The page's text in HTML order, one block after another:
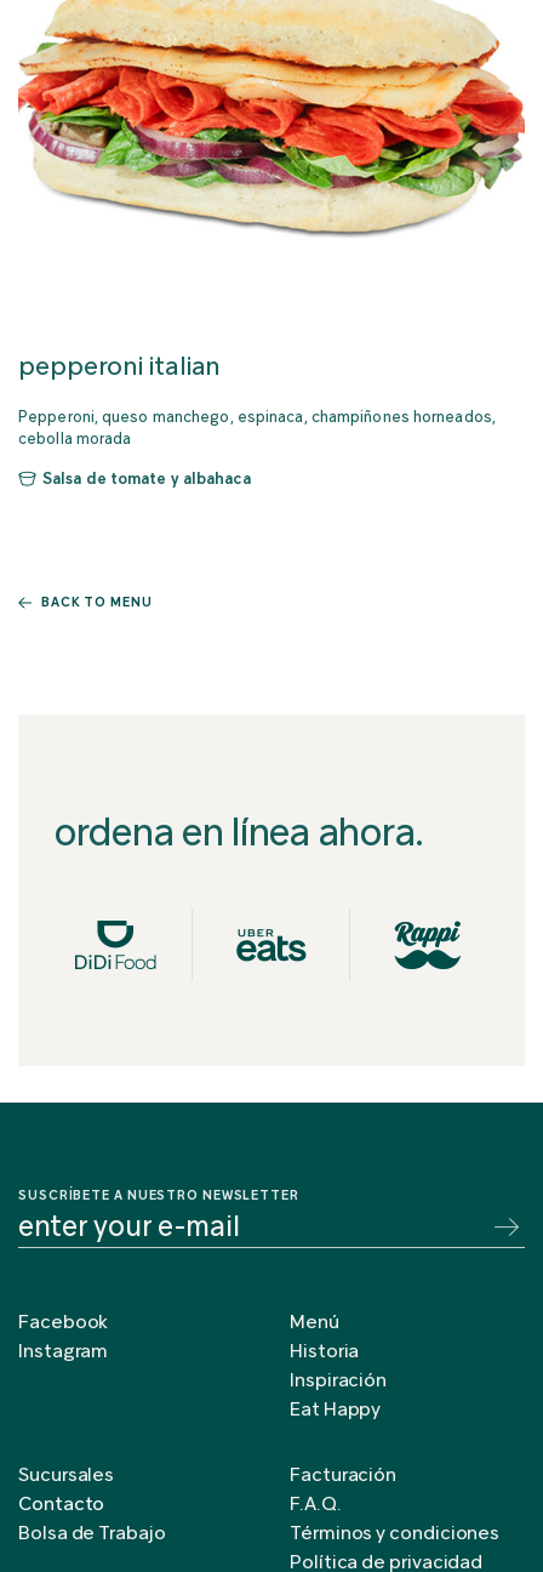
pepperoni italian
Pepperoni, queso manchego, espinaca, champiñones horneados,
cebolla morada
Salsa de tomate y albahaca
BACK TO MENU
ordena en línea ahora.
SUSCRÍBETE A NUESTRO NEWSLETTER
Facebook
Instagram
Menú
Historia
Inspiración
Eat Happy
Sucursales
Contacto
Bolsa de Trabajo
Facturación
F.A.Q.
Términos y condiciones
Política de privacidad